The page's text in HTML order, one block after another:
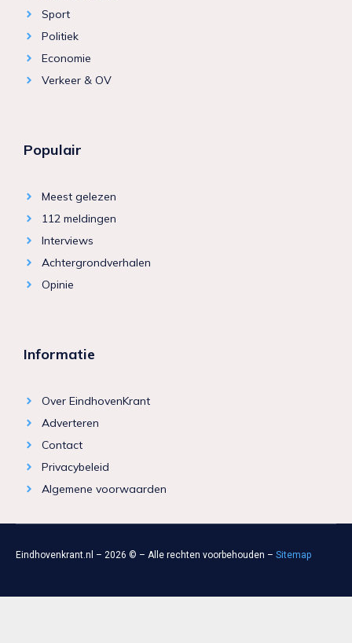
Sport
Politiek
Economie
Verkeer & OV
Populair
Meest gelezen
112 meldingen
Interviews
Achtergrondverhalen
Opinie
Informatie
Over EindhovenKrant
Adverteren
Contact
Privacybeleid
Algemene voorwaarden
Eindhovenkrant.nl – 2026 © – Alle rechten voorbehouden – Sitemap